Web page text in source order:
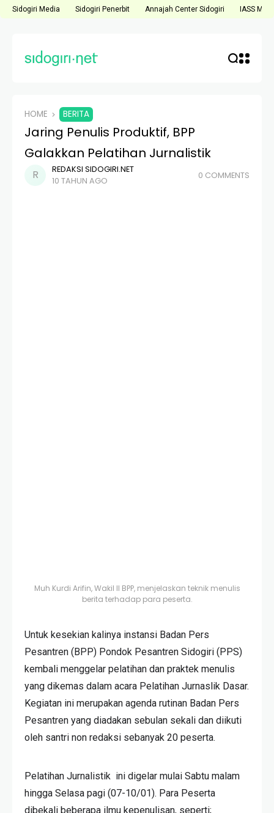
Sidogiri Media Sidogiri Penerbit Annajah Center Sidogiri IASS
HOME BERITA
Jaring Penulis Produktif, BPP
Galakkan Pelatihan Jurnalistik
REDAKSI SIDOGIRI.NET
10 TAHUN AGO
0 COMMENTS
Muh Kurdi Arifin, Wakil II BPP, menjelaskan teknik menulis
berita terhadap para peserta.
Untuk kesekian kalinya instansi Badan Pers
Pesantren (BPP) Pondok Pesantren Sidogiri (PPS)
kembali menggelar pelatihan dan praktek menulis
yang dikemas dalam acara Pelatihan Jurnaslik Dasar.
Kegiatan ini merupakan agenda rutinan Badan Pers
Pesantren yang diadakan sebulan sekali dan diikuti
oleh santri non redaksi sebanyak 20 peserta.
Pelatihan Jurnalistik ini digelar mulai Sabtu malam
hingga Selasa pagi (07-10/01). Para Peserta
dibekali beberapa ilmu kepenulisan, seperti;